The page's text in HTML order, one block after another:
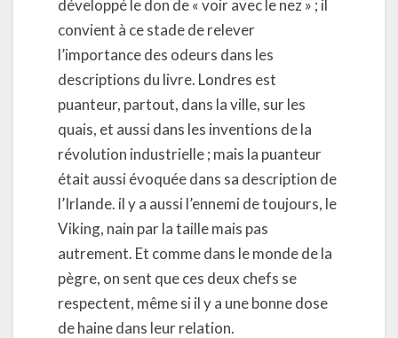
développé le don de « voir avec le nez » ; il
convient à ce stade de relever
l’importance des odeurs dans les
descriptions du livre. Londres est
puanteur, partout, dans la ville, sur les
quais, et aussi dans les inventions de la
révolution industrielle ; mais la puanteur
était aussi évoquée dans sa description de
l’Irlande. il y a aussi l’ennemi de toujours, le
Viking, nain par la taille mais pas
autrement. Et comme dans le monde de la
pègre, on sent que ces deux chefs se
respectent, même si il y a une bonne dose
de haine dans leur relation.